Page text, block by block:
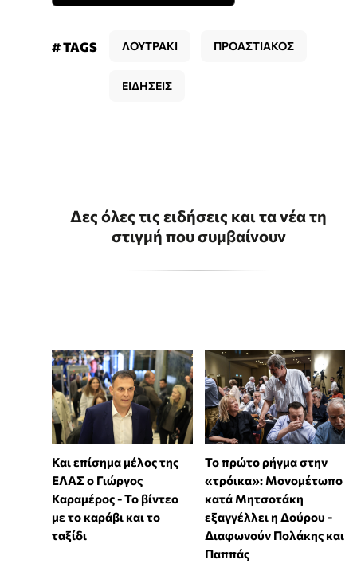
# TAGS ΛΟΥΤΡΑΚΙ ΠΡΟΑΣΤΙΑΚΟΣ
ΕΙΔΗΣΕΙΣ
Δες όλες τις ειδήσεις και τα νέα τη
στιγμή που συμβαίνουν
Και επίσημα μέλος της
ΕΛΑΣ ο Γιώργος
Καραμέρος - Το βίντεο
με το καράβι και το
ταξίδι
Το πρώτο ρήγμα στην
«τρόικα»: Μονομέτωπο
κατά Μητσοτάκη
εξαγγέλλει η Δούρου -
Διαφωνούν Πολάκης και
Παππάς